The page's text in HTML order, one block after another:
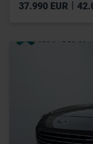
37.990 EUR